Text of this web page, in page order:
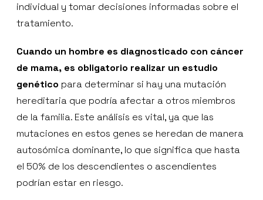
individual y tomar decisiones informadas sobre el
tratamiento.
Cuando un hombre es diagnosticado con cáncer
de mama, es obligatorio realizar un estudio
genético para determinar si hay una mutación
hereditaria que podría afectar a otros miembros
de la familia. Este análisis es vital, ya que las
mutaciones en estos genes se heredan de manera
autosómica dominante, lo que significa que hasta
el 50% de los descendientes o ascendientes
podrían estar en riesgo.